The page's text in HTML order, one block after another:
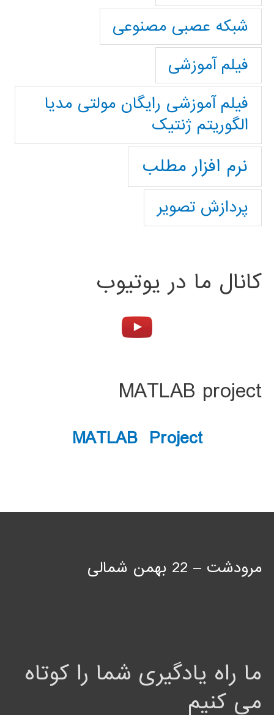
شبکه عصبی مصنوعی
فیلم آموزشی
فیلم آموزشی رایگان مولتی مدیا
الگوریتم ژنتیک
نرم افزار مطلب
پردازش تصویر
کانال ما در یوتیوب
MATLAB project
MATLAB Project
مرودشت – 22 بهمن شمالی
ما راه یادگیری شما را کوتاه
می کنیم